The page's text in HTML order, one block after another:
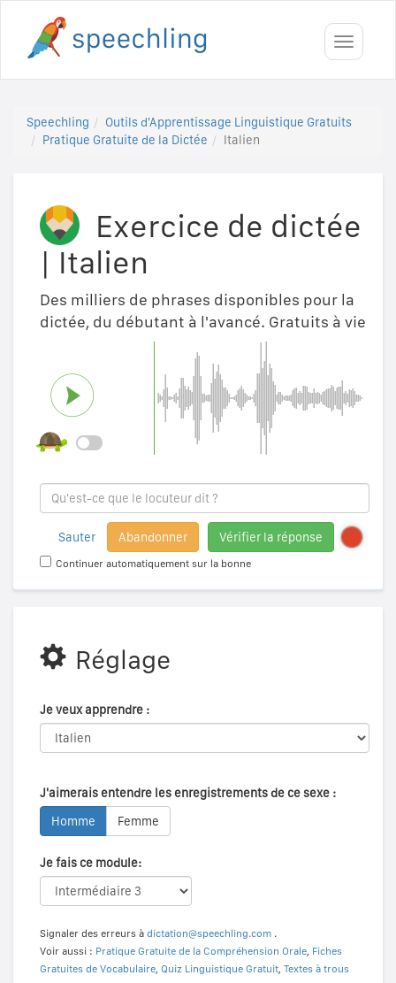
Toggle
Speechling
Outils d'Apprentissage Linguistique Gratuits
Pratique Gratuite de la Dictée
Italien
Exercice de dictée
| Italien
Des milliers de phrases disponibles pour la
dictée, du débutant à l'avancé. Gratuits à vie
Vérifier la réponse
Abandonner
Sauter
Continuer automatiquement sur la bonne
Réglage
Je veux apprendre :
J'aimerais entendre les enregistrements de ce sexe :
Homme
Femme
Je fais ce module:
Signaler des erreurs à dictation@speechling.com .
Voir aussi : Pratique Gratuite de la Compréhension Orale, Fiches
Gratuites de Vocabulaire, Quiz Linguistique Gratuit, Textes à trous